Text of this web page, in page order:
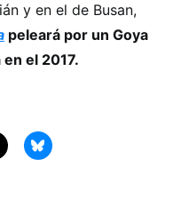
y en el de Busan,
peleará por un Goya
el 2017.